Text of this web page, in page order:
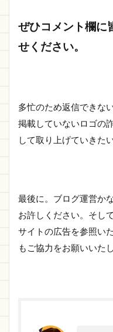
ぜひコメント欄に
せください。
多忙のため返信できな
掲載していないロゴの
して取り上げていきた
最後に。ブログ運営か
お許しください。そし
サイトの広告を参照い
もご協力をお願いいた